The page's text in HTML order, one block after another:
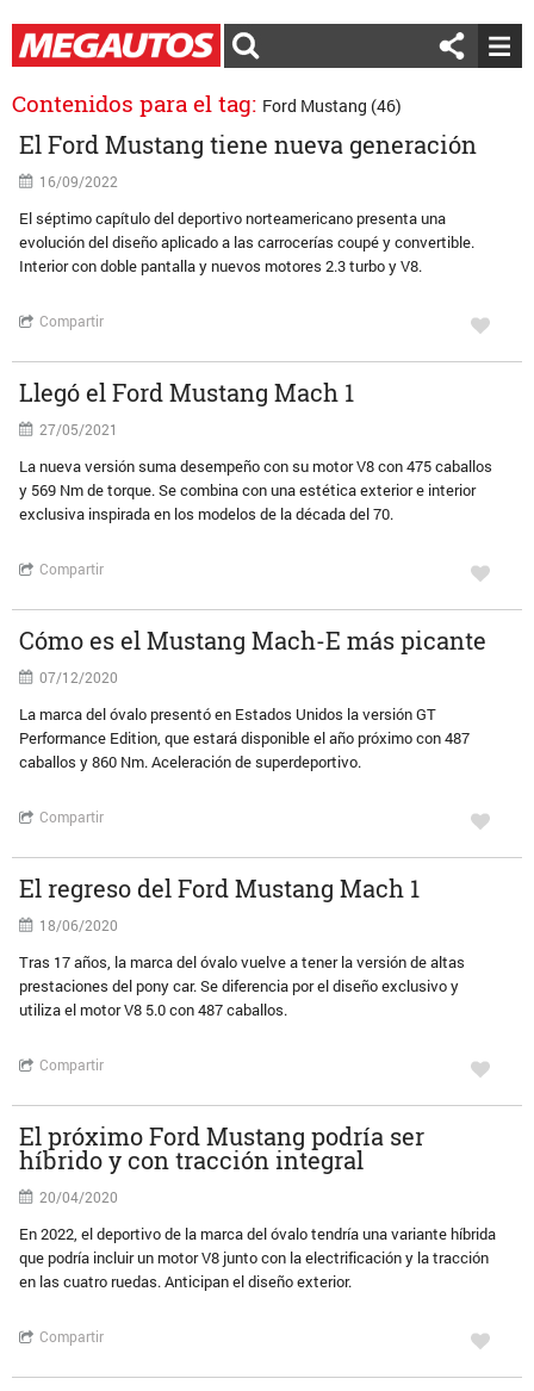
Contenidos para el tag: Ford Mustang (46)
El Ford Mustang tiene nueva generación
16/09/2022
El séptimo capítulo del deportivo norteamericano presenta una
evolución del diseño aplicado a las carrocerías coupé y convertible.
Interior con doble pantalla y nuevos motores 2.3 turbo y V8.
Compartir
Llegó el Ford Mustang Mach 1
27/05/2021
La nueva versión suma desempeño con su motor V8 con 475 caballos
y 569 Nm de torque. Se combina con una estética exterior e interior
exclusiva inspirada en los modelos de la década del 70.
Compartir
Cómo es el Mustang Mach-E más picante
07/12/2020
La marca del óvalo presentó en Estados Unidos la versión GT
Performance Edition, que estará disponible el año próximo con 487
caballos y 860 Nm. Aceleración de superdeportivo.
Compartir
El regreso del Ford Mustang Mach 1
18/06/2020
Tras 17 años, la marca del óvalo vuelve a tener la versión de altas
prestaciones del pony car. Se diferencia por el diseño exclusivo y
utiliza el motor V8 5.0 con 487 caballos.
Compartir
El próximo Ford Mustang podría ser
híbrido y con tracción integral
20/04/2020
En 2022, el deportivo de la marca del óvalo tendría una variante híbrida
que podría incluir un motor V8 junto con la electrificación y la tracción
en las cuatro ruedas. Anticipan el diseño exterior.
Compartir